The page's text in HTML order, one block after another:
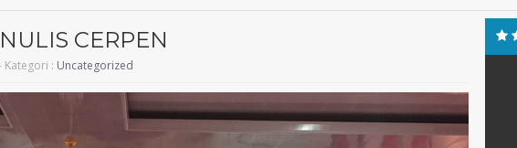
CERPEN
Kategori : Uncategorized